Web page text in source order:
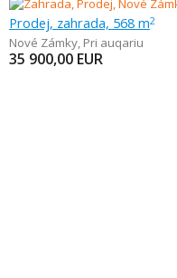
Prodej, zahrada, 568 m2
Nové Zámky, Pri auqariu
35 900,00 EUR